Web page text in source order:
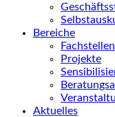
Bereiche
Fachstellen
Projekte
Aktuelles